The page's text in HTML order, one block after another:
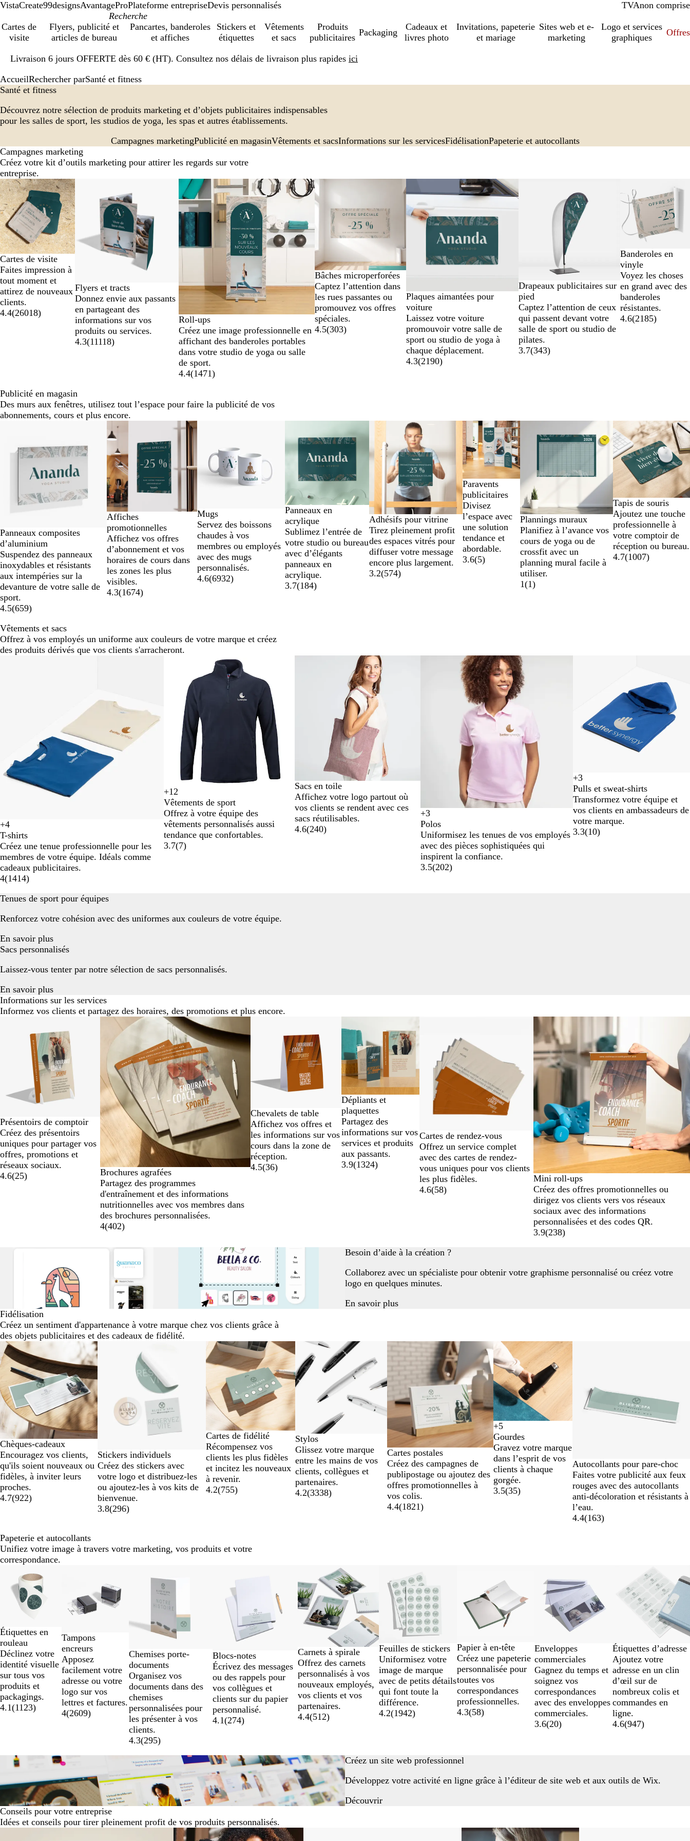
VistaCreate99designsAvantageProPlateforme entrepriseDevis personnalisés TVAcomprise
non comprise
Cartes de
visite
Flyers, publicité et
articles de bureau
Pancartes, banderoles
et affiches
Stickers et
étiquettes
Vêtements
et sacs
Produits
publicitaires
Packaging
Cadeaux et
livres photo
Invitations, papeterie
et mariage
Sites web et e-
marketing
Logo et services
graphiques
Offres
Livraison 6 jours OFFERTE dès 60 € (HT). Consultez nos délais de livraison plus rapides ici
1
AccueilRechercher parSanté et fitness
Santé et fitness
Découvrez notre sélection de produits marketing et d’objets publicitaires indispensables
pour les salles de sport, les studios de yoga, les spas et autres établissements.
Campagnes marketingPublicité en magasinVêtements et sacsInformations sur les servicesFidélisationPapeterie et autocollants
Campagnes marketing
Créez votre kit d’outils marketing pour attirer les regards sur votre
entreprise.
Cartes de visite
Faites impression à
tout moment et
attirez de nouveaux
clients.
4.4(26018)
Flyers et tracts
Donnez envie aux passants
en partageant des
informations sur vos
produits ou services.
4.3(11118)
Roll-ups
Créez une image professionnelle en
affichant des banderoles portables
dans votre studio de yoga ou salle
de sport.
4.4(1471)
Nouvelles options
Bâches microperforées
Captez l’attention dans
les rues passantes ou
promouvez vos offres
spéciales.
4.5(303)
Nouvelles options
Plaques aimantées pour
voiture
Laissez votre voiture
promouvoir votre salle de
sport ou studio de yoga à
chaque déplacement.
4.3(2190)
Drapeaux publicitaires sur
pied
Captez l’attention de ceux
qui passent devant votre
salle de sport ou studio de
pilates.
3.7(343)
Banderoles en
vinyle
Voyez les choses
en grand avec des
banderoles
résistantes.
4.6(2185)
Diapositives
1
à
2
sur
7
Publicité en magasin
Des murs aux fenêtres, utilisez tout l’espace pour faire la publicité de vos
abonnements, cours et plus encore.
Panneaux composites
d’aluminium
Suspendez des panneaux
inoxydables et résistants
aux intempéries sur la
devanture de votre salle de
sport.
4.5(659)
Affiches
promotionnelles
Affichez vos offres
d’abonnement et vos
horaires de cours dans
les zones les plus
visibles.
4.3(1674)
Mugs
Servez des boissons
chaudes à vos
membres ou employés
avec des mugs
personnalisés.
4.6(6932)
Panneaux en
acrylique
Sublimez l’entrée de
votre studio ou bureau
avec d’élégants
panneaux en
acrylique.
3.7(184)
Nouvelles options
Adhésifs pour vitrine
Tirez pleinement profit
des espaces vitrés pour
diffuser votre message
encore plus largement.
3.2(574)
Nouvelles options
Paravents
publicitaires
Divisez
l’espace avec
une solution
tendance et
abordable.
3.6(5)
Plannings muraux
Planifiez à l’avance vos
cours de yoga ou de
crossfit avec un
planning mural facile à
utiliser.
1(1)
Tapis de souris
Ajoutez une touche
professionnelle à
votre comptoir de
réception ou bureau.
4.7(1007)
Vêtements et sacs
Offrez à vos employés un uniforme aux couleurs de votre marque et créez
des produits dérivés que vos clients s'arracheront.
N
o
i
r
B
l
a
n
c
O
r
a
n
g
e
B
l
e
u
r
o
i
+4
T-shirts
Créez une tenue professionnelle pour les
membres de votre équipe. Idéals comme
cadeaux publicitaires.
4(1414)
N
o
i
r
G
r
i
s
c
h
R
o
s
e
c
l
B
l
e
u
m
a
+12
Vêtements de sport
Offrez à votre équipe des
vêtements personnalisés aussi
tendance que confortables.
3.7(7)
Nouvelles options
Sacs en toile
Affichez votre logo partout où
vos clients se rendent avec ces
sacs réutilisables.
4.6(240)
R
o
u
g
e
B
l
e
u
m
a
B
l
a
n
c
G
r
i
s
c
h
+3
Polos
Uniformisez les tenues de vos employés
avec des pièces sophistiquées qui
inspirent la confiance.
3.5(202)
N
o
i
r
G
r
i
s
c
h
G
r
a
p
h
i
R
o
s
e
c
l
+3
Pulls et sweat-shirts
Transformez votre équipe et
vos clients en ambassadeurs de
votre marque.
3.3(10)
Tenues de sport pour équipes
Renforcez votre cohésion avec des uniformes aux couleurs de votre équipe.
En savoir plus
Sacs personnalisés
Laissez-vous tenter par notre sélection de sacs personnalisés.
En savoir plus
Informations sur les services
Informez vos clients et partagez des horaires, des promotions et plus encore.
Présentoirs de comptoir
Créez des présentoirs
uniques pour partager vos
offres, promotions et
réseaux sociaux.
4.6(25)
Brochures agrafées
Partagez des programmes
d'entraînement et des informations
nutritionnelles avec vos membres dans
des brochures personnalisées.
4(402)
Chevalets de table
Affichez vos offres et
les informations sur vos
cours dans la zone de
réception.
4.5(36)
Dépliants et
plaquettes
Partagez des
informations sur vos
services et produits
aux passants.
3.9(1324)
Cartes de rendez-vous
Offrez un service complet
avec des cartes de rendez-
vous uniques pour vos clients
les plus fidèles.
4.6(58)
Mini roll-ups
Créez des offres promotionnelles ou
dirigez vos clients vers vos réseaux
sociaux avec des informations
personnalisées et des codes QR.
3.9(238)
Besoin d’aide à la création ?
Collaborez avec un spécialiste pour obtenir votre graphisme personnalisé ou créez votre
logo en quelques minutes.
En savoir plus
Fidélisation
Créez un sentiment d'appartenance à votre marque chez vos clients grâce à
des objets publicitaires et des cadeaux de fidélité.
Chèques-cadeaux
Encouragez vos clients,
qu'ils soient nouveaux ou
fidèles, à inviter leurs
proches.
4.7(922)
Stickers individuels
Créez des stickers avec
votre logo et distribuez-les
ou ajoutez-les à vos kits de
bienvenue.
3.8(296)
Cartes de fidélité
Récompensez vos
clients les plus fidèles
et incitez les nouveaux
à revenir.
4.2(755)
Stylos
Glissez votre marque
entre les mains de vos
clients, collègues et
partenaires.
4.2(3338)
Cartes postales
Créez des campagnes de
publipostage ou ajoutez des
offres promotionnelles à
vos colis.
4.4(1821)
V
i
o
l
e
t
J
a
u
n
e
B
l
a
n
c
B
l
e
u
r
o
i
+5
Gourdes
Gravez votre marque
dans l’esprit de vos
clients à chaque
gorgée.
3.5(35)
Autocollants pour pare-choc
Faites votre publicité aux feux
rouges avec des autocollants
anti-décoloration et résistants à
l’eau.
4.4(163)
Diapositives
1
à
2
sur
7
Papeterie et autocollants
Unifiez votre image à travers votre marketing, vos produits et votre
correspondance.
Étiquettes en
rouleau
Déclinez votre
identité visuelle
sur tous vos
produits et
packagings.
4.1(1123)
Tampons
encreurs
Apposez
facilement votre
adresse ou votre
logo sur vos
lettres et factures.
4(2609)
Chemises porte-
documents
Organisez vos
documents dans des
chemises
personnalisées pour
les présenter à vos
clients.
4.3(295)
Blocs-notes
Écrivez des messages
ou des rappels pour
vos collègues et
clients sur du papier
personnalisé.
4.1(274)
Carnets à spirale
Offrez des carnets
personnalisés à vos
nouveaux employés,
vos clients et vos
partenaires.
4.4(512)
Feuilles de stickers
Uniformisez votre
image de marque
avec de petits détails
qui font toute la
différence.
4.2(1942)
Papier à en-tête
Créez une papeterie
personnalisée pour
toutes vos
correspondances
professionnelles.
4.3(58)
Enveloppes
commerciales
Gagnez du temps et
soignez vos
correspondances
avec des enveloppes
commerciales.
3.6(20)
Étiquettes d’adresse
Ajoutez votre
adresse en un clin
d’œil sur de
nombreux colis et
commandes en
ligne.
4.6(947)
Créez un site web professionnel
Développez votre activité en ligne grâce à l’éditeur de site web et aux outils de Wix.
Découvrir
Conseils pour votre entreprise
Idées et conseils pour tirer pleinement profit de vos produits personnalisés.